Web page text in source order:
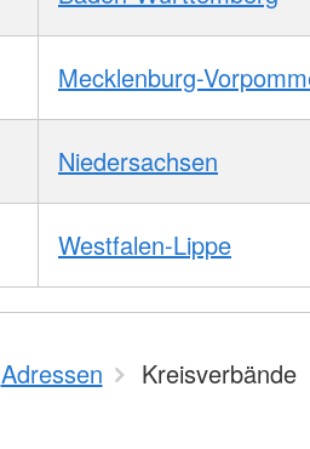
Mecklenburg-
Niedersachsen
Westfalen-Lippe
Adressen Kreisverbände